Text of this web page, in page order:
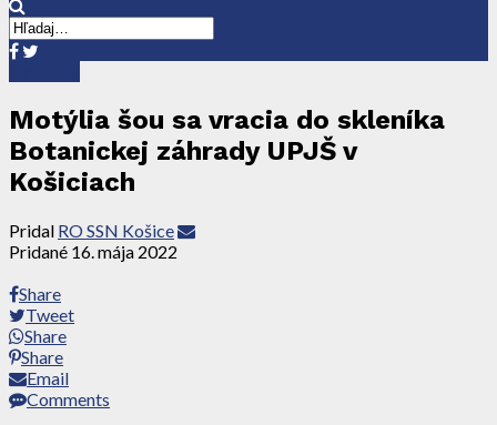
Motýlia šou sa vracia do skleníka
Botanickej záhrady UPJŠ v
Košiciach
Pridal RO SSN Košice
Pridané 16. mája 2022
Share
Tweet
Share
Share
Email
Comments